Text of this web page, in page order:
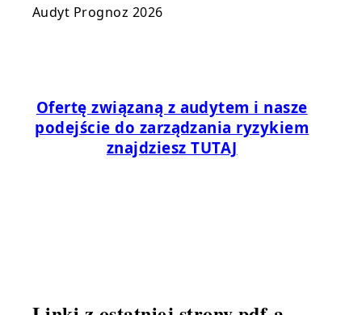
Audyt Prognoz 2026
Ofertę związaną z audytem i nasze
podejście do zarządzania ryzykiem
znajdziesz TUTAJ